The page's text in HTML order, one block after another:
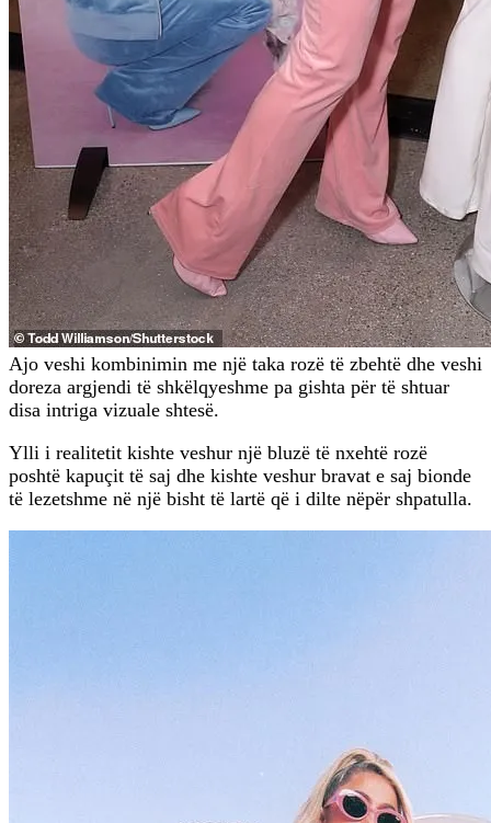
Ajo veshi kombinimin me një taka rozë të zbehtë dhe veshi
doreza argjendi të shkëlqyeshme pa gishta për të shtuar
disa intriga vizuale shtesë.
Ylli i realitetit kishte veshur një bluzë të nxehtë rozë
poshtë kapuçit të saj dhe kishte veshur bravat e saj bionde
të lezetshme në një bisht të lartë që i dilte nëpër shpatulla.